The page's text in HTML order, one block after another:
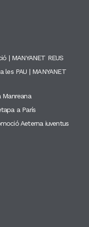
| MANYANET REUS
PAU | MANYANET
Manreana
a París
Aeterna iuventus